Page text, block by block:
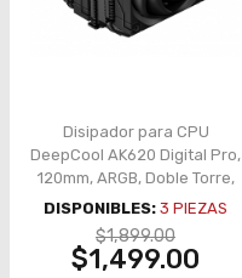
Disipador para CPU
DeepCool AK620 Digital Pro,
120mm, ARGB, Doble Torre,
Pantalla LCD, Soporte
Universal - R-AK620-
BKAPMN-G
DISPONIBLES: 3 PIEZAS
$1,899.00
$1,499.00